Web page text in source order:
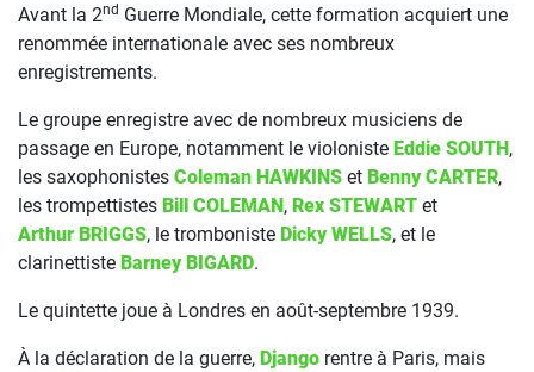
Avant la 2nd Guerre Mondiale, cette formation acquiert une
renommée internationale avec ses nombreux
enregistrements.
Le groupe enregistre avec de nombreux musiciens de
passage en Europe, notamment le violoniste Eddie SOUTH ,
les saxophonistes Coleman HAWKINS et Benny CARTER,
les trompettistes Bill COLEMAN , Rex STEWART et
Arthur BRIGGS, le tromboniste Dicky WELLS, et le
clarinettiste Barney BIGARD.
Le quintette joue à Londres en août-septembre 1939.
À la déclaration de la guerre, Django rentre à Paris, mais